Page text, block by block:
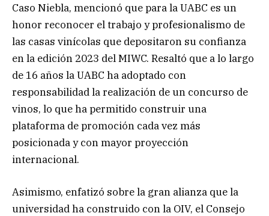
Caso Niebla, mencionó que para la UABC es un
honor reconocer el trabajo y profesionalismo de
las casas vinícolas que depositaron su confianza
en la edición 2023 del MIWC. Resaltó que a lo largo
de 16 años la UABC ha adoptado con
responsabilidad la realización de un concurso de
vinos, lo que ha permitido construir una
plataforma de promoción cada vez más
posicionada y con mayor proyección
internacional.
Asimismo, enfatizó sobre la gran alianza que la
universidad ha construido con la OIV, el Consejo